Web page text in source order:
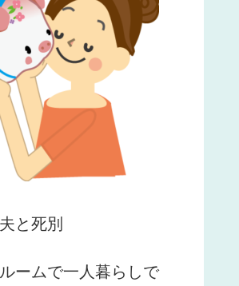
と死別
ームで一人暮らしで